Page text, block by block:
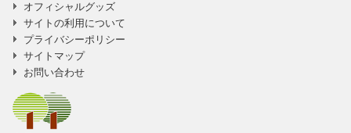
オフィシャルグッズ
サイトの利用について
プライバシーポリシー
サイトマップ
お問い合わせ